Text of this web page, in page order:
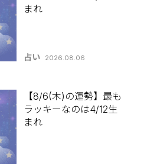
まれ
占い 2026.08.06
【8/6(木)の運勢】最も
ラッキーなのは4/12生
まれ